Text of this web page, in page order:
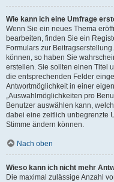
Wie kann ich eine Umfrage
Wenn Sie ein neues Thema
bearbeiten, finden Sie ein
Formulars zur
können, so haben Sie
erstellen. Sie sollten einen Titel
die entsprechenden Felder
Antwortmöglichkeit in einer
„Auswahlmöglichkeiten pro
Benutzer auswählen kann,
dabei eine zeitlich unbegrenzte
Stimme ändern können.
Nach oben
Wieso kann ich nicht mehr
Die maximal zulässige Anzahl